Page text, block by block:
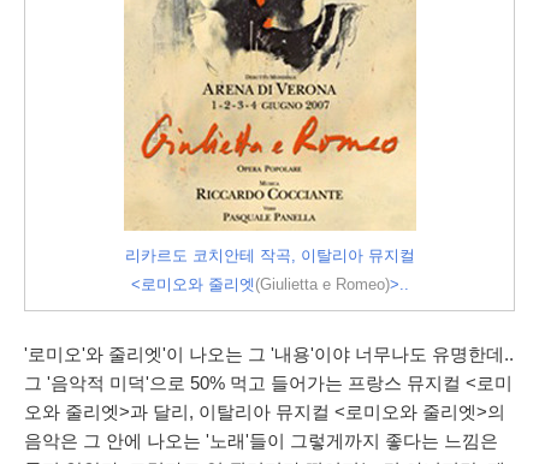
리카르도 코치안테 작곡, 이탈리아 뮤지컬
<로미오와 줄리엣 (Giulietta e Romeo)>..
'로미오'와 줄리엣'이 나오는 그 '내용'이야 너무나도 유명한데..
그 '음악적 미덕'으로 50% 먹고 들어가는 프랑스 뮤지컬 <로미
오와 줄리엣>과 달리, 이탈리아 뮤지컬 <로미오와 줄리엣>의
음악은 그 안에 나오는 '노래'들이 그렇게까지 좋다는 느낌은